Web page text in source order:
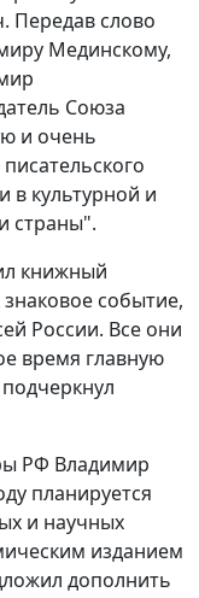
Передав слово
Мединскому,
Союза
и очень
в культурной и
страны".
книжный
событие,
России. Все они
время главную
РФ Владимир
планируется
и научных
изданием
дополнить